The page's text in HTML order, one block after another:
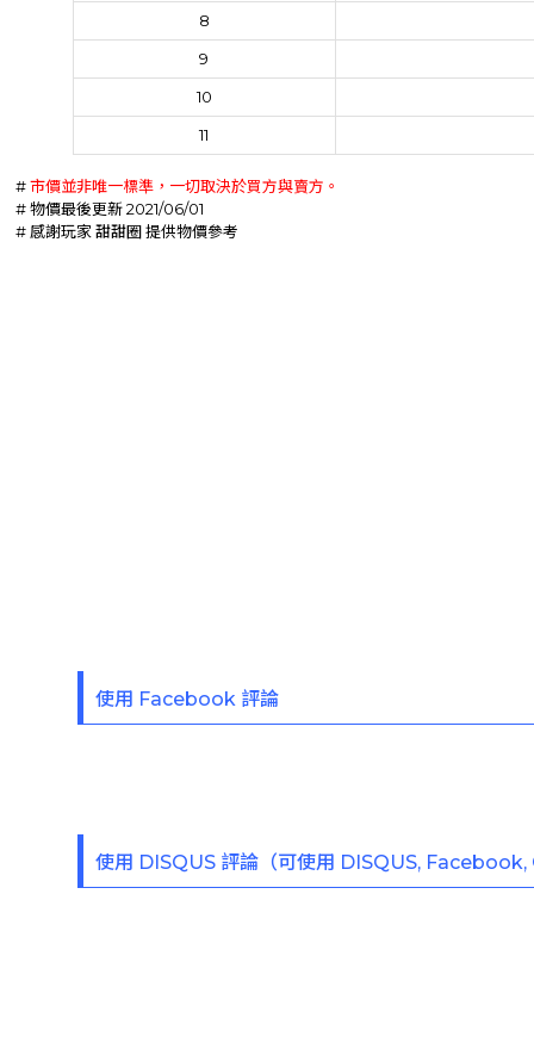
8
9
10
11
#市價並非唯一標準，一切取決於買方與賣方。
# 物價最後更新 2021/06/01
# 感謝玩家 甜甜圈 提供物價參考
使用 Facebook 評論
使用 DISQUS 評論（可使用 DISQUS,